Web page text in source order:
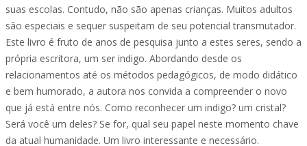
suas escolas. Contudo, não são apenas crianças. Muitos adultos
são especiais e sequer suspeitam de seu potencial transmutador.
Este livro é fruto de anos de pesquisa junto a estes seres, sendo a
própria escritora, um ser indigo. Abordando desde os
relacionamentos até os métodos pedagógicos, de modo didático
e bem humorado, a autora nos convida a compreender o novo
que já está entre nós. Como reconhecer um indigo? um cristal?
Será você um deles? Se for, qual seu papel neste momento chave
da atual humanidade. Um livro interessante e necessário.